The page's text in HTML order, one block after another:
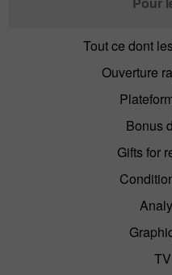
Tout ce dont
Ouverture
Bonus
Gifts for